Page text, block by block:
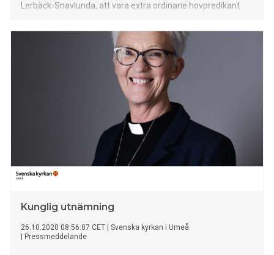
Lerbäck-Snavlunda, att vara extra ordinarie hovpredikant.
Kunglig utnämning
26.10.2020 08:56:07 CET
Svenska kyrkan i Umeå
Pressmeddelande